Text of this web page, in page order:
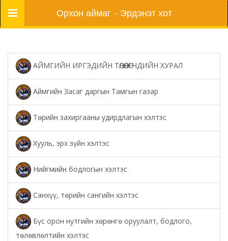
Цэс Орхон аймаг - Эрдэнэт хот
АЙМГИЙН ИРГЭДИЙН ТӨЛӨӨЛӨГЧДИЙН ХУРАЛ
Аймгийн Засаг даргын Тамгын газар
Төрийн захиргааны удирдлагын хэлтэс
Хууль, эрх зүйн хэлтэс
Нийгмийн бодлогын хэлтэс
Санхүү, төрийн сангийн хэлтэс
Бүс орон нутгийн хөрөнгө оруулалт, бодлого,
төлөвлөлтийн хэлтэс